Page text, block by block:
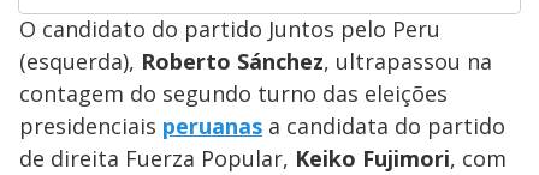
O candidato do partido Juntos pelo Peru
(esquerda), Roberto Sánchez, ultrapassou na
contagem do segundo turno das eleições
presidenciais peruanas a candidata do partido
de direita Fuerza Popular, Keiko Fujimori, com